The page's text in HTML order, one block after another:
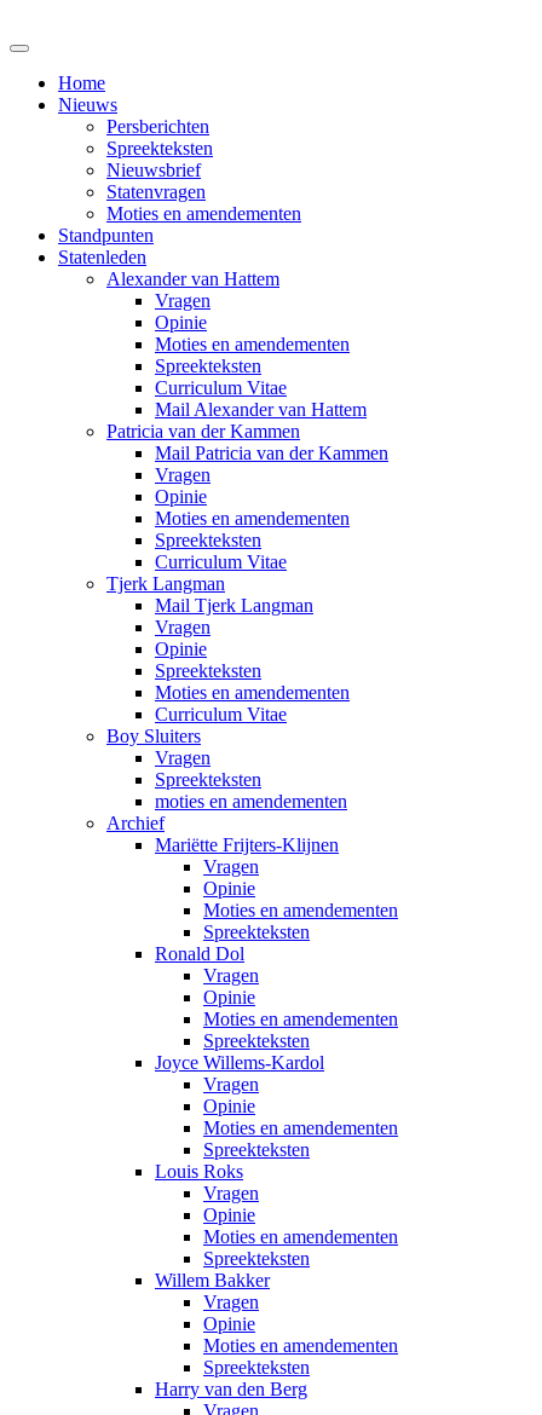
Home
Nieuws
Persberichten
Spreekteksten
Nieuwsbrief
Statenvragen
Moties en amendementen
Standpunten
Statenleden
Alexander van Hattem
Vragen
Opinie
Moties en amendementen
Spreekteksten
Curriculum Vitae
Mail Alexander van Hattem
Patricia van der Kammen
Mail Patricia van der Kammen
Vragen
Opinie
Moties en amendementen
Spreekteksten
Curriculum Vitae
Tjerk Langman
Mail Tjerk Langman
Vragen
Opinie
Spreekteksten
Moties en amendementen
Curriculum Vitae
Boy Sluiters
Vragen
Spreekteksten
moties en amendementen
Archief
Mariëtte Frijters-Klijnen
Vragen
Opinie
Moties en amendementen
Spreekteksten
Ronald Dol
Vragen
Opinie
Moties en amendementen
Spreekteksten
Joyce Willems-Kardol
Vragen
Opinie
Moties en amendementen
Spreekteksten
Louis Roks
Vragen
Opinie
Moties en amendementen
Spreekteksten
Willem Bakker
Vragen
Opinie
Moties en amendementen
Spreekteksten
Harry van den Berg
Vragen